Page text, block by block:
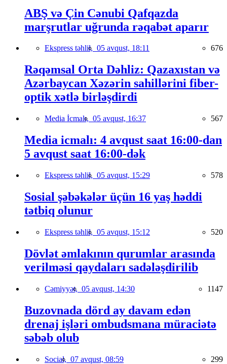
ABŞ və Çin Cənubi Qafqazda
marşrutlar uğrunda rəqabət aparır
Ekspress təhlil, 05 avqust, 18:11 676
Rəqəmsal Orta Dəhliz: Qazaxıstan və
Azərbaycan Xəzərin sahillərini fiber-
optik xətlə birləşdirdi
Media İcmalı, 05 avqust, 16:37 567
Media icmalı: 4 avqust saat 16:00-dan
5 avqust saat 16:00-dək
Ekspress təhlil, 05 avqust, 15:29 578
Sosial şəbəkələr üçün 16 yaş həddi
tətbiq olunur
Ekspress təhlil, 05 avqust, 15:12 520
Dövlət əmlakının qurumlar arasında
verilməsi qaydaları sadələşdirilib
Cəmiyyət, 05 avqust, 14:30 1147
Buzovnada dörd ay davam edən
drenaj işləri ombudsmana müraciətə
səbəb olub
Social, 07 avqust, 08:59 299